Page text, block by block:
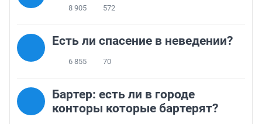
8 905 572
Есть ли спасение в неведении?
6 855 70
Бартер: есть ли в городе
конторы которые бартерят?